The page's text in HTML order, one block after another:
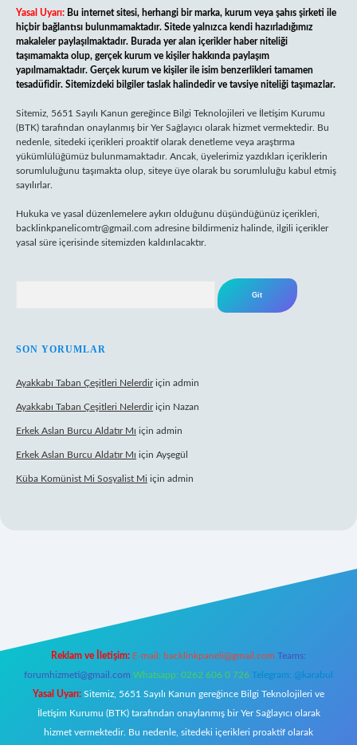
Yasal Uyarı: Bu internet sitesi, herhangi bir marka, kurum veya şahıs şirketi ile
hiçbir bağlantısı bulunmamaktadır. Sitede yalnızca kendi hazırladığımız
makaleler paylaşılmaktadır. Burada yer alan içerikler haber niteliği
taşımamakta olup, gerçek kurum ve kişiler hakkında paylaşım
yapılmamaktadır. Gerçek kurum ve kişiler ile isim benzerlikleri tamamen
tesadüfidir. Sitemizdeki bilgiler taslak halindedir ve tavsiye niteliği taşımazlar.
Sitemiz, 5651 Sayılı Kanun gereğince Bilgi Teknolojileri ve İletişim Kurumu
(BTK) tarafından onaylanmış bir Yer Sağlayıcı olarak hizmet vermektedir. Bu
nedenle, sitedeki içerikleri proaktif olarak denetleme veya araştırma
yükümlülüğümüz bulunmamaktadır. Ancak, üyelerimiz yazdıkları içeriklerin
sorumluluğunu taşımakta olup, siteye üye olarak bu sorumluluğu kabul etmiş
sayılırlar.
Hukuka ve yasal düzenlemelere aykırı olduğunu düşündüğünüz içerikleri,
backlinkpanelicomtr@gmail.com adresine bildirmeniz halinde, ilgili içerikler
yasal süre içerisinde sitemizden kaldırılacaktır.
SON YORUMLAR
Ayakkabı Taban Çeşitleri Nelerdiriçin admin
Ayakkabı Taban Çeşitleri Nelerdiriçin Nazan
Erkek Aslan Burcu Aldatır Mı için admin
Erkek Aslan Burcu Aldatır Mı için Ayşegül
Küba Komünist Mi Sosyalist Mi için admin
Reklam ve İletişim: E-mail: backlinkpaneli@gmail.com Teams:
forumhizmeti@gmail.com Whatsapp: 0262 606 0 726 Telegram: @karabul
Yasal Uyarı: Sitemiz, 5651 Sayılı Kanun gereğince Bilgi Teknolojileri ve
İletişim Kurumu (BTK) tarafından onaylanmış bir Yer Sağlayıcı olarak
hizmet vermektedir. Bu nedenle, sitedeki içerikleri proaktif olarak